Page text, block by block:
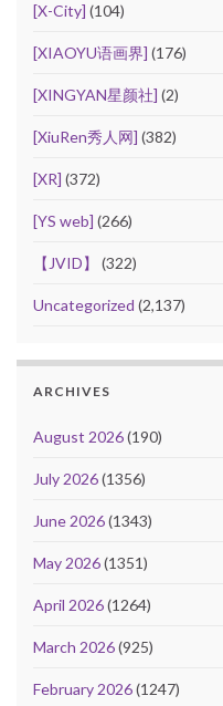
[X-City] (104)
[XIAOYU语画界] (176)
[XINGYAN星颜社] (2)
[XiuRen秀人网] (382)
[XR] (372)
[YS web] (266)
【JVID】 (322)
Uncategorized (2,137)
ARCHIVES
August 2026(190)
July 2026(1356)
June 2026(1343)
May 2026(1351)
April 2026(1264)
March 2026(925)
February 2026(1247)